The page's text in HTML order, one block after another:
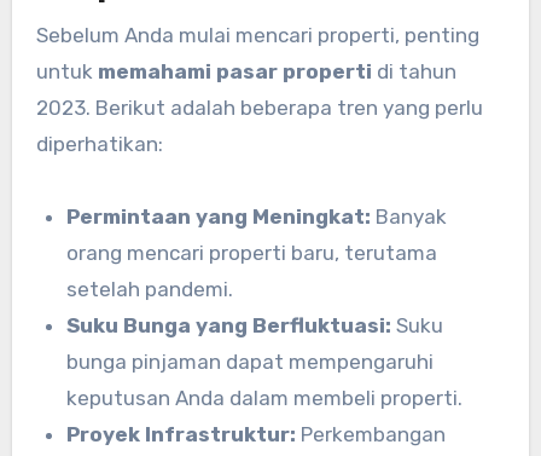
Sebelum Anda mulai mencari properti, penting
untuk memahami pasar properti di tahun
2023. Berikut adalah beberapa tren yang perlu
diperhatikan:
Permintaan yang Meningkat: Banyak
orang mencari properti baru, terutama
setelah pandemi.
Suku Bunga yang Berfluktuasi: Suku
bunga pinjaman dapat mempengaruhi
keputusan Anda dalam membeli properti.
Proyek Infrastruktur: Perkembangan